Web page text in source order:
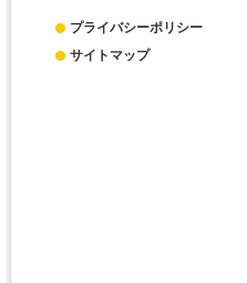
プライバシーポリシー
サイトマップ